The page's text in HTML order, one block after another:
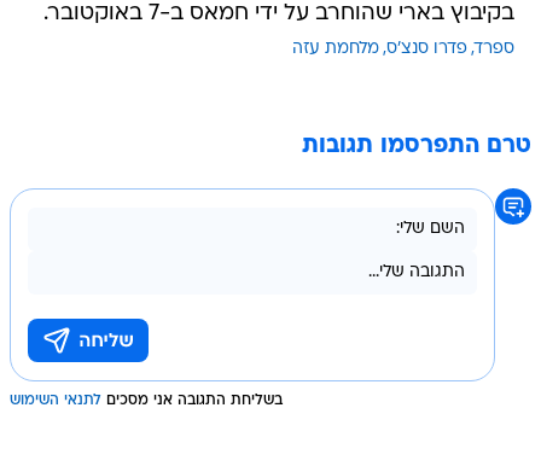
בקיבוץ בארי שהוחרב על ידי חמאס ב-7 באוקטובר.
ספרד פדרו סנצ'ס מלחמת עזה
טרם התפרסמו תגובות
בשליחת התגובה אני מסכים לתנאי השימוש